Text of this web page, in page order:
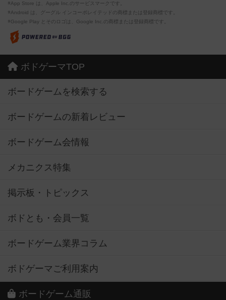
※App Store は、Apple Inc.のサービスマークです。
※Android は、グーグル インコーポレイテッドの商標または登録商標です。
※Google Play とそのロゴは、Google Inc.の商標または登録商標です。
ボドゲーマTOP
ボードゲームを検索する
ボードゲームの新着レビュー
ボードゲーム会情報
メカニクス特集
掲示板・トピックス
ボドとも・会員一覧
ボードゲーム業界コラム
ボドゲーマご利用案内
ボードゲーム通販